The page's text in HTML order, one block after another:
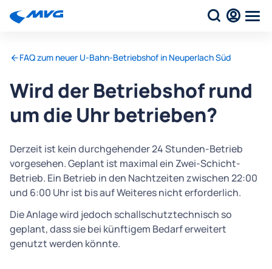
FAQ zum neuer U-Bahn-Betriebshof in Neuperlach Süd
Wird der Betriebshof rund
um die Uhr betrieben?
Derzeit ist kein durchgehender 24 Stunden-Betrieb
vorgesehen. Geplant ist maximal ein Zwei-Schicht-
Betrieb. Ein Betrieb in den Nachtzeiten zwischen 22:00
und 6:00 Uhr ist bis auf Weiteres nicht erforderlich.
Die Anlage wird jedoch schallschutztechnisch so
geplant, dass sie bei künftigem Bedarf erweitert
genutzt werden könnte.